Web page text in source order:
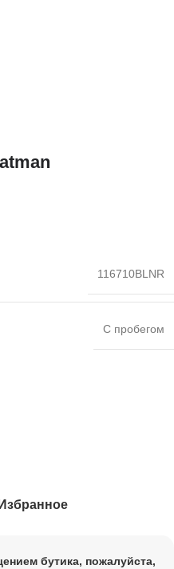
116710BLNR
С пробегом
бутика, пожалуйста,